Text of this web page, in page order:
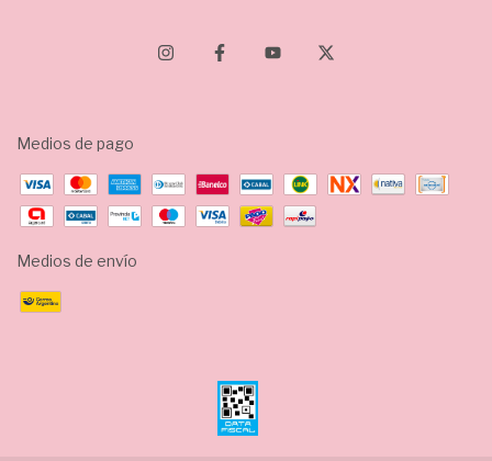
Medios de pago
Medios de envío